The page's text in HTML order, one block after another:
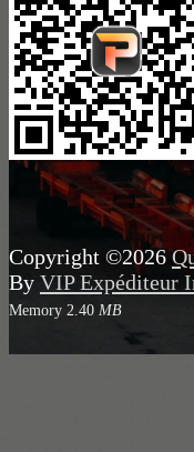
Copyright ©2026
By VIP Expéditeur
Memory 2.40 MB